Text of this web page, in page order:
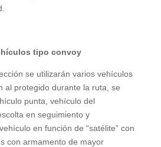
tipo convoy
se utilizarán varios vehículos
al protegido durante la ruta, se
punta, vehículo del
en seguimiento y
en función de “satélite” con
con armamento de mayor